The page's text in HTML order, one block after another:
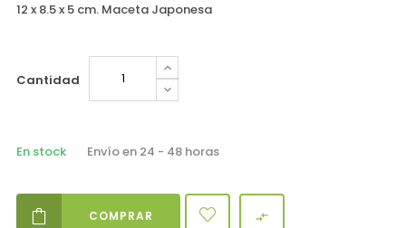
12 x 8.5 x 5 cm. Maceta Japonesa
Cantidad
En stock Envío en 24 - 48 horas
COMPRAR 